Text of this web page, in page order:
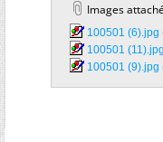
Images
100501 (6).jpg‎
100501 (11).jpg‎
100501 (9).jpg‎